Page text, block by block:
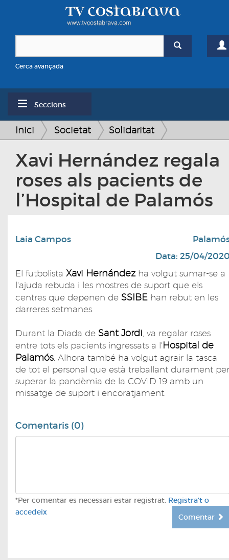
Cerca avançada
Seccions
Inici Societat Solidaritat
Xavi Hernández regala
roses als pacients de
l’Hospital de Palamós
Laia Campos
Data: 25/04/
El futbolista Xavi Hernández ha volgut sumar-se a
l'ajuda rebuda i les mostres de suport que els
centres que depenen de SSIBE han rebut en les
darreres setmanes.
Durant la Diada de Sant Jordi, va regalar roses
entre tots els pacients ingressats a l'Hospital de
Palamós. Alhora també ha volgut agrair la tasca
de tot el personal que està treballant durament per
superar la pandèmia de la COVID 19 amb un
missatge de suport i encoratjament.
Comentaris (0)
*Per comentar es necessari estar registrat. Registra't o
accedeix
Comentar